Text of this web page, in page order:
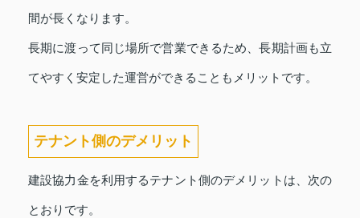
間が長くなります。
長期に渡って同じ場所で営業できるため、長期計画も立
てやすく安定した運営ができることもメリットです。
テナント側のデメリット
建設協力金を利用するテナント側のデメリットは、次の
とおりです。